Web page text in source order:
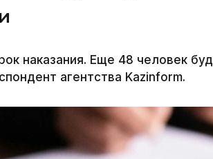
наказания. Еще 48 человек
агентства Kazinform.